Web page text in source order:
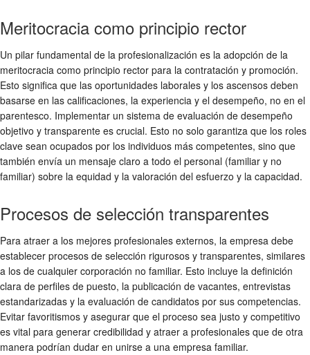
Meritocracia como principio rector
Un pilar fundamental de la profesionalización es la adopción de la
meritocracia como principio rector para la contratación y promoción.
Esto significa que las oportunidades laborales y los ascensos deben
basarse en las calificaciones, la experiencia y el desempeño, no en el
parentesco. Implementar un sistema de evaluación de desempeño
objetivo y transparente es crucial. Esto no solo garantiza que los roles
clave sean ocupados por los individuos más competentes, sino que
también envía un mensaje claro a todo el personal (familiar y no
familiar) sobre la equidad y la valoración del esfuerzo y la capacidad.
Procesos de selección transparentes
Para atraer a los mejores profesionales externos, la empresa debe
establecer procesos de selección rigurosos y transparentes, similares
a los de cualquier corporación no familiar. Esto incluye la definición
clara de perfiles de puesto, la publicación de vacantes, entrevistas
estandarizadas y la evaluación de candidatos por sus competencias.
Evitar favoritismos y asegurar que el proceso sea justo y competitivo
es vital para generar credibilidad y atraer a profesionales que de otra
manera podrían dudar en unirse a una empresa familiar.